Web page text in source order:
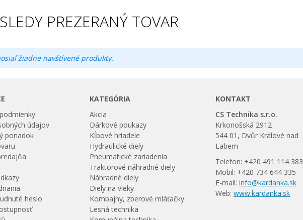
PREZERANÝ TOVAR
žiadne navštívené produkty.
údajov
poriadok
heslo
KATEGÓRIA
Akcia
Dárkové poukazy
Kĺbové hriadele
Hydraulické diely
Pneumatické zariadenia
Traktorové náhradné diely
Náhradné diely
Diely na vleky
Kombajny, zberové mláťačky
Lesná technika
KONTAKT
CS Technika s.r.o.
Krkonošská 2912
544 01, Dvůr Králové nad
Labem
Telefon: +420 491 114 383
Mobil: +420 734 644 335
E-mail: info@kardanka.sk
Web: www.kardanka.sk